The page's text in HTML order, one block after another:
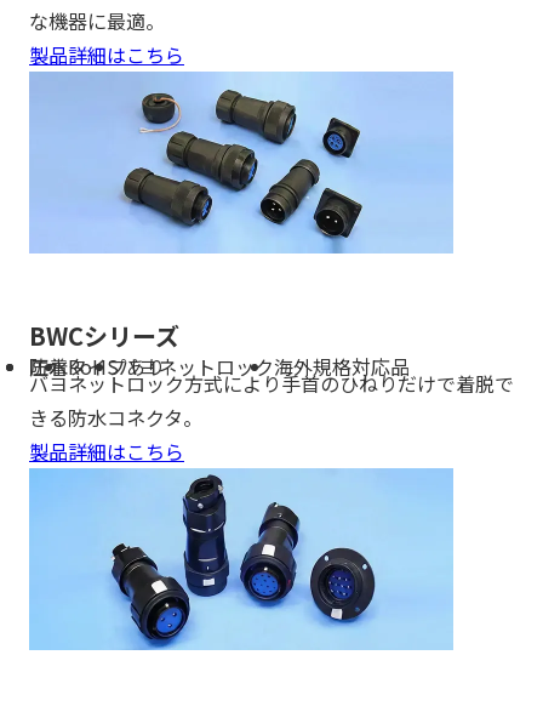
な機器に最適。
製品詳細はこちら
BWCシリーズ
防水RoHSバヨネットロック海外規格対応品
圧着タイプあり
バヨネットロック方式により手首のひねりだけで着脱で
きる防水コネクタ。
製品詳細はこちら